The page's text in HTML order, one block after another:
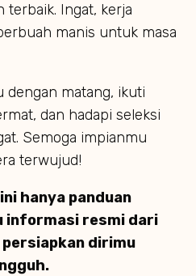
terbaik. Ingat, kerja
manis untuk masa
dengan matang, ikuti
dan hadapi seleksi
Semoga impianmu
terwujud!
hanya panduan
informasi resmi dari
dirimu